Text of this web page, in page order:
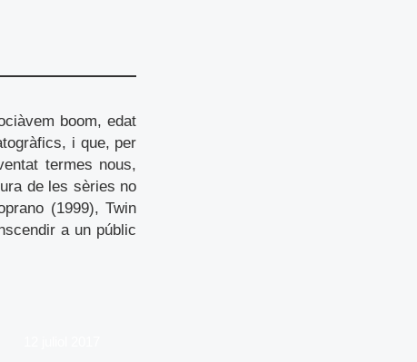
boom, edat
i que, per
termes nous,
de les sèries no
(1999), Twin
a un públic